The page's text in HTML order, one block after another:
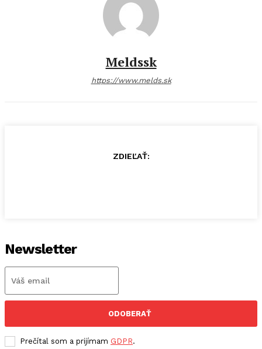
Meldssk
https://www.melds.sk
ZDIEĽAŤ:
Newsletter
ODOBERAŤ
Prečítal som a prijímam GDPR.